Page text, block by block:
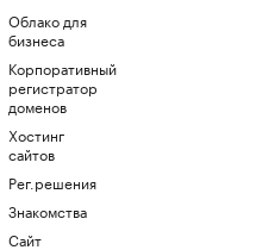
Облако для
бизнеса
Корпоративный
регистратор
доменов
Хостинг
сайтов
Рег.решения
Знакомства
Сайт